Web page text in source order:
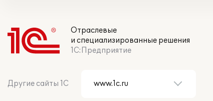
Отраслевые
и специализированные решения
1С:Предприятие
Другие сайты 1С